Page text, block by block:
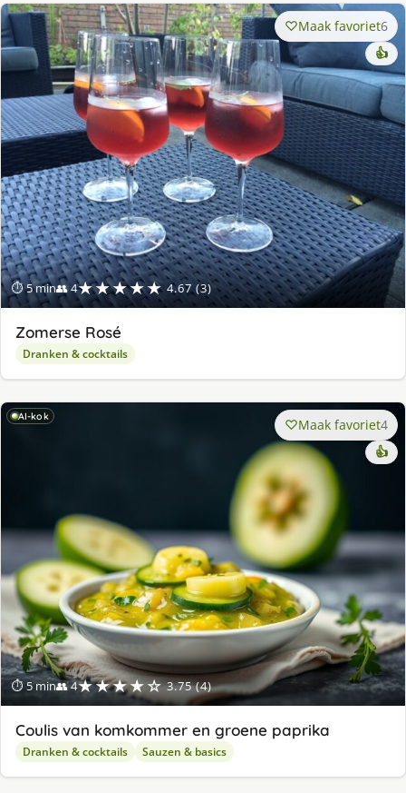
⏱ 5 min👥 4★★★★★ 4.67 (3)
Maak favoriet6
👍
Zomerse Rosé
Dranken & cocktails
AI-kok
⏱ 5 min👥 4★★★★☆ 3.75 (4)
Maak favoriet4
👍
Coulis van komkommer en groene paprika
Dranken & cocktails Sauzen & basics